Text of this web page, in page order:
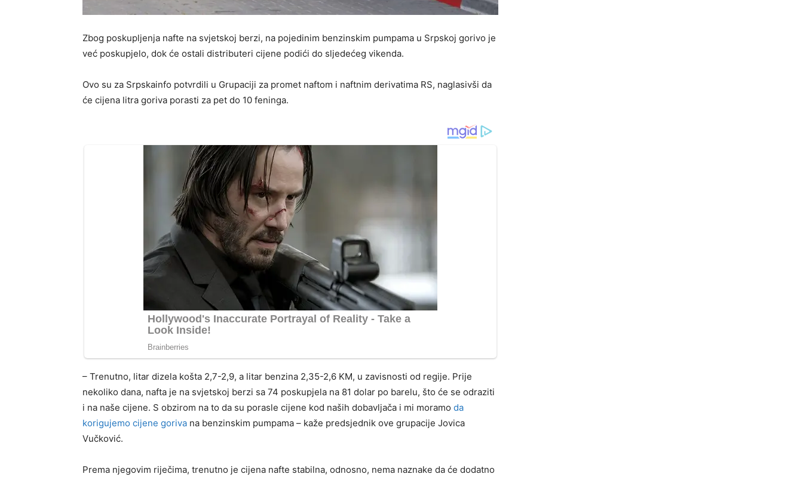
Zbog poskupljenja nafte na svjetskoj berzi, na pojedinim benzinskim pumpama u Srpskoj gorivo je
već poskupjelo, dok će ostali distributeri cijene podići do sljedećeg vikenda.
Ovo su za Srpskainfo potvrdili u Grupaciji za promet naftom i naftnim derivatima RS, naglasivši da
će cijena litra goriva porasti za pet do 10 feninga.
– Trenutno, litar dizela košta 2,7-2,9, a litar benzina 2,35-2,6 KM, u zavisnosti od regije. Prije
nekoliko dana, nafta je na svjetskoj berzi sa 74 poskupjela na 81 dolar po barelu, što će se odraziti
i na naše cijene. S obzirom na to da su porasle cijene kod naših dobavljača i mi moramo da
korigujemo cijene goriva na benzinskim pumpama – kaže predsjednik ove grupacije Jovica
Vučković.
Prema njegovim riječima, trenutno je cijena nafte stabilna, odnosno, nema naznake da će dodatno